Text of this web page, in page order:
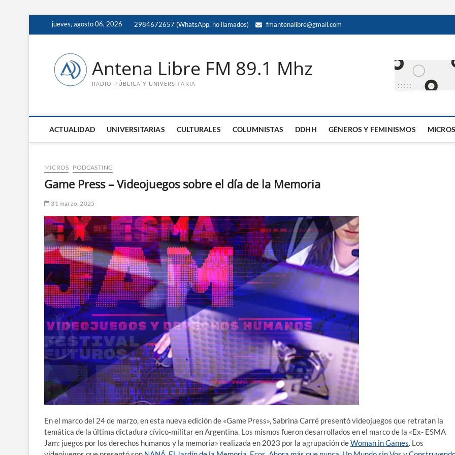
jueves, agosto 06, 2026 2984672657 (WhatsApp, no llamados) fmantenalibre@gmail.com
Antena Libre FM 89.1 Mhz
RADIO PÚBLICA Y UNIVERSITARIA
ACTUALIDAD UNIVERSITARIAS CULTURALES COLUMNISTAS DDHH GÉNEROS Y FEMINISMOS MICROS
MICROS PODCASTING
Game Press – Videojuegos sobre el día de la Memoria
31 marzo, 2025
En el marco del 24 de marzo, en esta nueva edición de «Game Press», Sabrina Carré presentó videojuegos que retratan la
temática de la última dictadura cívico-militar en Argentina. Los mismos fueron desarrollados en el marco de la «Ex- ESMA
Jam: juegos por los derechos humanos y la memoria» realizada en 2023 por la agrupación deWoman in Games. Los